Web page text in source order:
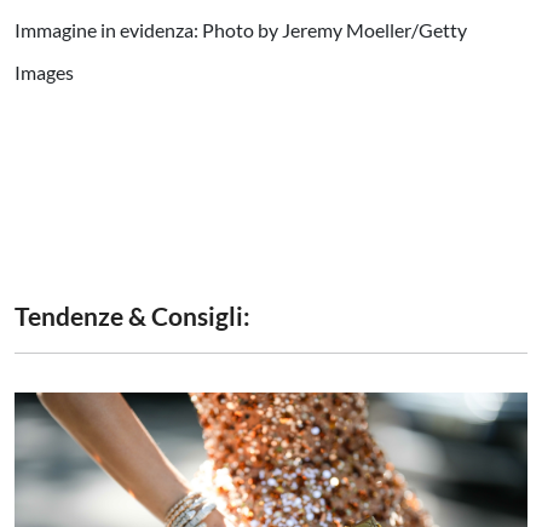
Immagine in evidenza: Photo by Jeremy Moeller/Getty
Images
Tendenze & Consigli: